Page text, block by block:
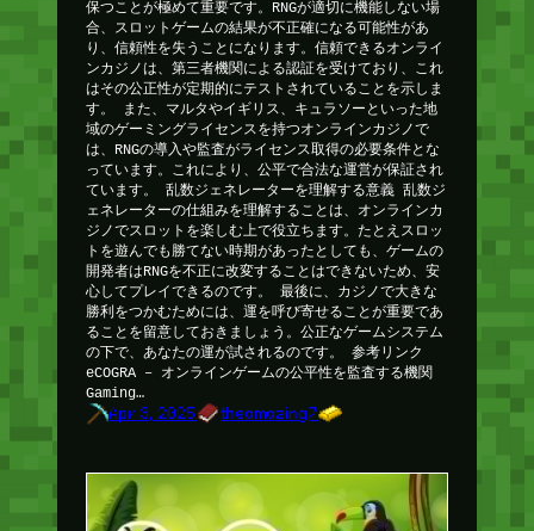
保つことが極めて重要です。RNGが適切に機能しない場
合、スロットゲームの結果が不正確になる可能性があ
り、信頼性を失うことになります。信頼できるオンライ
ンカジノは、第三者機関による認証を受けており、これ
はその公正性が定期的にテストされていることを示しま
す。 また、マルタやイギリス、キュラソーといった地
域のゲーミングライセンスを持つオンラインカジノで
は、RNGの導入や監査がライセンス取得の必要条件とな
っています。これにより、公平で合法な運営が保証され
ています。 乱数ジェネレーターを理解する意義 乱数ジ
ェネレーターの仕組みを理解することは、オンラインカ
ジノでスロットを楽しむ上で役立ちます。たとえスロッ
トを遊んでも勝てない時期があったとしても、ゲームの
開発者はRNGを不正に改変することはできないため、安
心してプレイできるのです。 最後に、カジノで大きな
勝利をつかむためには、運を呼び寄せることが重要であ
ることを留意しておきましょう。公正なゲームシステム
の下で、あなたの運が試されるのです。 参考リンク
eCOGRA – オンラインゲームの公平性を監査する機関
Gaming…
Apr 3, 2025
theamazing7